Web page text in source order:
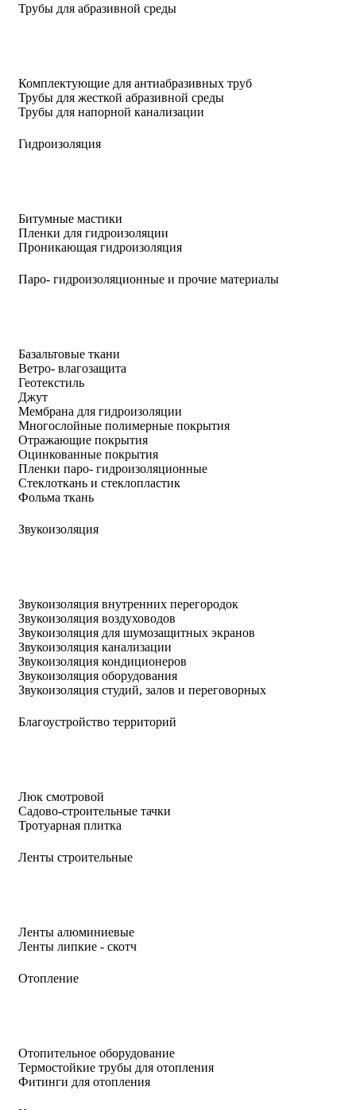
Трубы для абразивной среды
Комплектующие для антиабразивных труб
Трубы для жесткой абразивной среды
Трубы для напорной канализации
Гидроизоляция
Битумные мастики
Пленки для гидроизоляции
Проникающая гидроизоляция
Паро- гидроизоляционные и прочие материалы
Базальтовые ткани
Ветро- влагозащита
Геотекстиль
Джут
Мембрана для гидроизоляции
Многослойные полимерные покрытия
Отражающие покрытия
Оцинкованные покрытия
Пленки паро- гидроизоляционные
Стеклоткань и стеклопластик
Фольма ткань
Звукоизоляция
Звукоизоляция внутренних перегородок
Звукоизоляция воздуховодов
Звукоизоляция для шумозащитных экранов
Звукоизоляция канализации
Звукоизоляция кондиционеров
Звукоизоляция оборудования
Звукоизоляция студий, залов и переговорных
Благоустройство территорий
Люк смотровой
Садово-строительные тачки
Тротуарная плитка
Ленты строительные
Ленты алюминиевые
Ленты липкие - скотч
Отопление
Отопительное оборудование
Термостойкие трубы для отопления
Фитинги для отопления